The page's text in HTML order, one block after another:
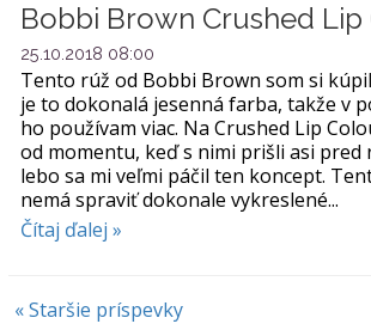
Bobbi Brown Crushed
25.10.2018 08:00
Tento rúž od Bobbi Brown som si
je to dokonalá jesenná farba, takže v
ho používam viac. Na Crushed Lip
od momentu, keď s nimi prišli asi pred
lebo sa mi veľmi páčil ten koncept.
nemá spraviť dokonale vykreslené...
Čítaj ďalej »
« Staršie príspevky